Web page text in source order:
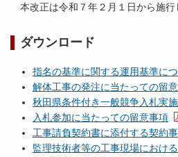
本改正は令和７年２月１日から施行
ダウンロード
指名の基準に関する運用基準に
解体工事の発注に当たっての留
秋田県条件付き一般競争入札実
入札参加に当たっての留意事項
工事請負契約書に添付する契約
監理技術者等の工事現場におけ